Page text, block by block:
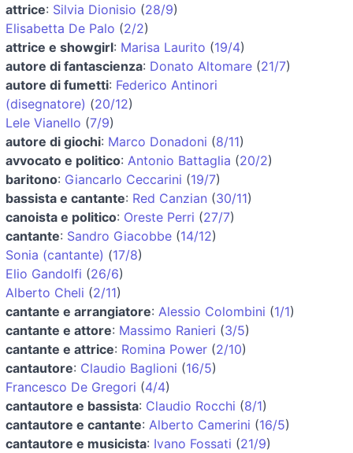
attrice: Silvia Dionisio (28/9)
Elisabetta De Palo (2/2)
attrice e showgirl: Marisa Laurito (19/4)
autore di fantascienza: Donato Altomare (21/7)
autore di fumetti: Federico Antinori
(disegnatore) (20/12)
Lele Vianello (7/9)
autore di giochi: Marco Donadoni (8/11)
avvocato e politico: Antonio Battaglia (20/2)
baritono: Giancarlo Ceccarini (19/7)
bassista e cantante: Red Canzian (30/11)
canoista e politico: Oreste Perri (27/7)
cantante: Sandro Giacobbe (14/12)
Sonia (cantante) (17/8)
Elio Gandolfi (26/6)
Alberto Cheli (2/11)
cantante e arrangiatore: Alessio Colombini (1/1)
cantante e attore: Massimo Ranieri (3/5)
cantante e attrice: Romina Power (2/10)
cantautore: Claudio Baglioni (16/5)
Francesco De Gregori (4/4)
cantautore e bassista: Claudio Rocchi (8/1)
cantautore e cantante: Alberto Camerini (16/5)
cantautore e musicista: Ivano Fossati (21/9)